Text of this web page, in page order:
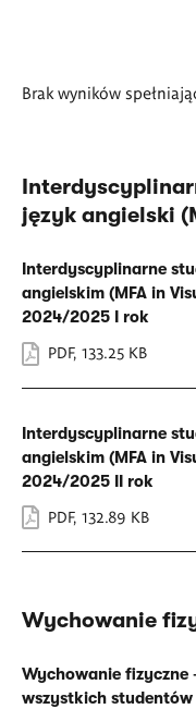
Brak wyników
język angielski
Interdyscyplinarne
angielskim (MFA in
2024/2025 I rok
PDF, 133.25 KB
Interdyscyplinarne
angielskim (MFA in
2024/2025 II rok
PDF, 132.89 KB
Wychowanie
Wychowanie
wszystkich